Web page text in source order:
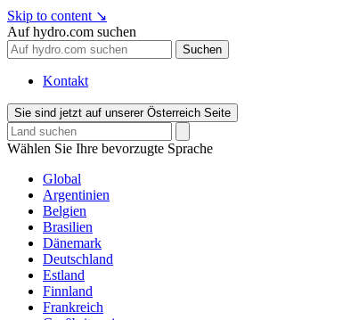
Skip to content ↘
Auf hydro.com suchen
Suchen
Kontakt
Sie sind jetzt auf unserer Österreich Seite
Wählen Sie Ihre bevorzugte Sprache
Global
Argentinien
Belgien
Brasilien
Dänemark
Deutschland
Estland
Finnland
Frankreich